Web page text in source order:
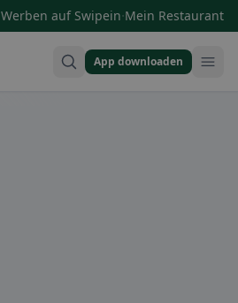
Werben auf Swipein·Mein Restaurant
App downloaden